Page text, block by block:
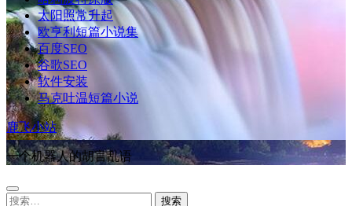
太阳照常升起
欧亨利短篇小说集
百度SEO
谷歌SEO
软件安装
马克吐温短篇小说
鹿飞小站
一个机器人的胡言乱语
搜